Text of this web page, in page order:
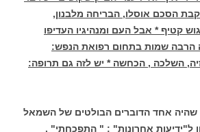
הסכם אוסלו, הבריחה מלבנון,
קטיף * אבל העם ומנהיגיו העדיפו
הרבה שמות בתחום רפואת הנפש:
השלכה , הכחשה * יש לזה גם תרופה:
שהיה אחד הדוברים הבולטים של השמאל
ל"ידיעות אחרונות" : " התפכחתי" .